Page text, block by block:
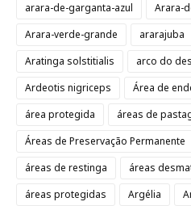
arara-de-garganta-azul
Arara-
Arara-verde-grande
ararajuba
Aratinga solstitialis
arco do
Ardeotis nigriceps
Área de
área protegida
áreas de
Áreas de Preservação Permanente
áreas de restinga
áreas
áreas protegidas
Argélia